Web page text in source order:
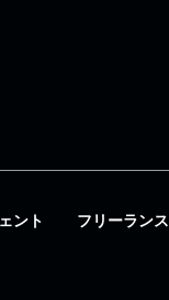
ント フリーランス